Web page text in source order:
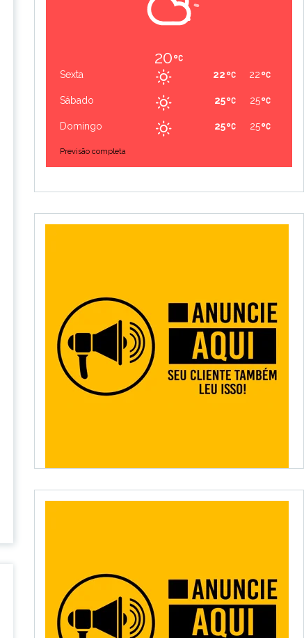
20
Sexta 22
22
Sábado 25
25
Domingo 25
25
Previsão completa